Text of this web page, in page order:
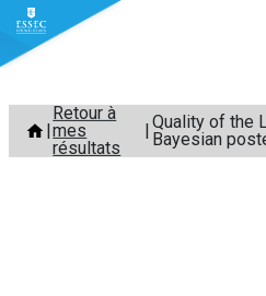
Aller
contenu
Retour à
mes
résultats
Quality of the
Bayesian